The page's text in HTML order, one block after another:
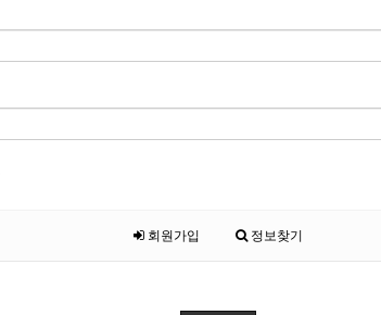
회원가입 정보찾기